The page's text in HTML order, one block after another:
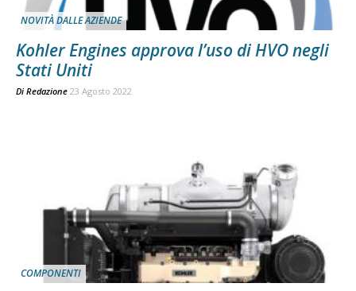
NOVITÀ DALLE AZIENDE
Kohler Engines approva l’uso di HVO negli
Stati Uniti
Di Redazione 23 Agosto 2022
COMPONENTI